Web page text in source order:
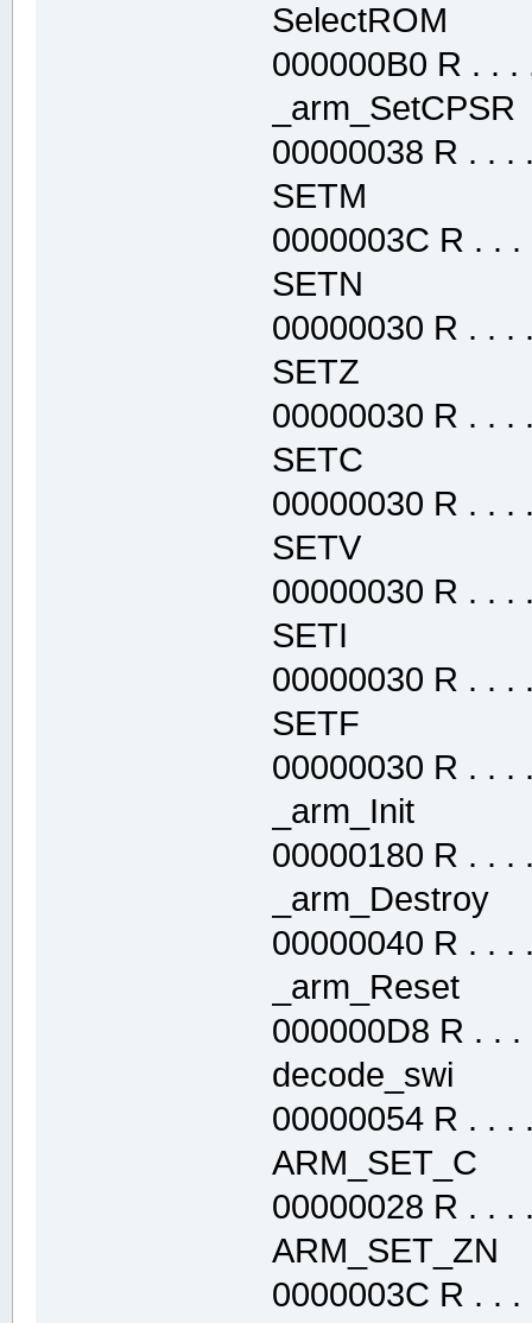
SelectROM
000000B0 R . . .
00000038 R . . .
SETM .text
0000003C R . . .
SETN .text
00000030 R . . .
SETZ .text
00000030 R . . .
SETC .text
00000030 R . . .
SETV .text
00000030 R . . .
SETI .text
00000030 R . . .
SETF .text
00000030 R . . .
_arm_Init
00000180 R . . .
00000040 R . . .
000000D8 R . . .
decode_swi
00000054 R . . .
00000028 R . . .
0000003C R . . .